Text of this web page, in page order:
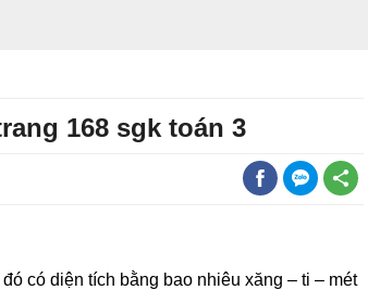
168 sgk toán 3
có diện tích bằng bao nhiêu xăng – ti – mét